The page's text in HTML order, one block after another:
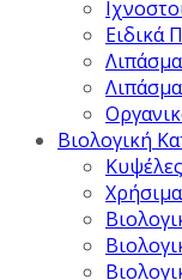
Ειδικά
Βιολογική